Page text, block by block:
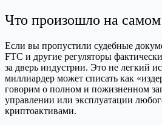
Что произошло на самом
Если вы пропустили судебные
FTC и другие регуляторы
за дверь индустрии. Это не легкий
миллиардер может списать как
говорим о полном и пожизненном
управлении или эксплуатации
криптоактивами.